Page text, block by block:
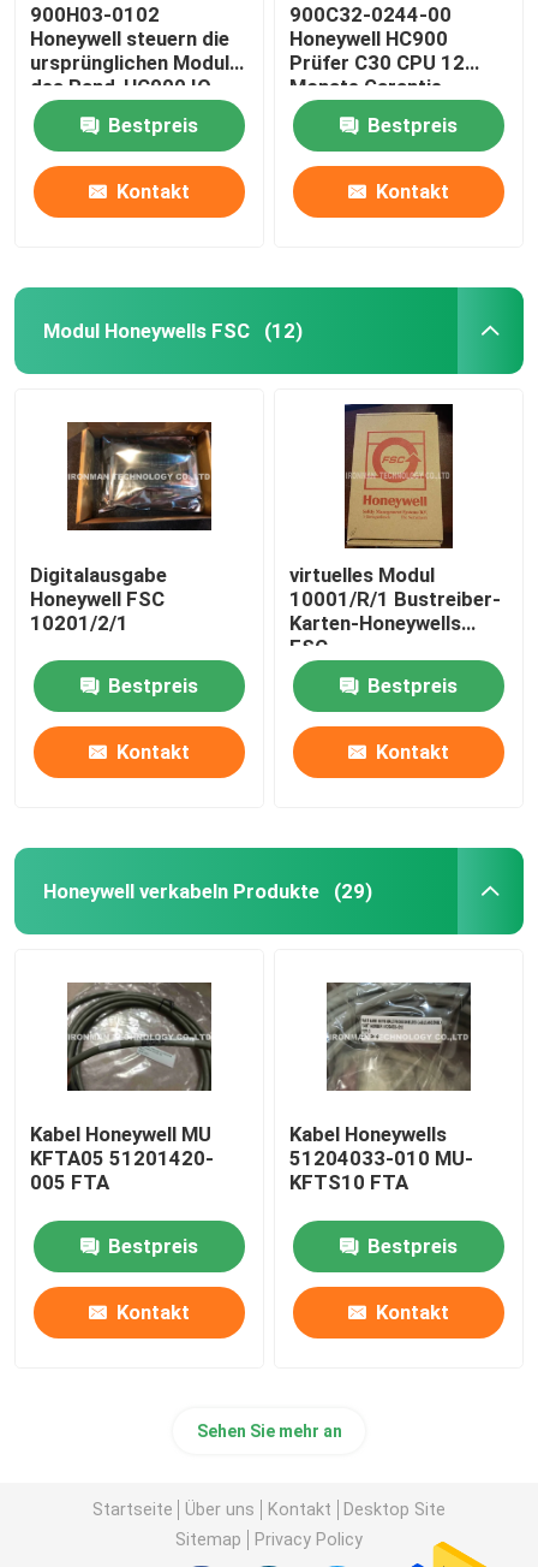
900H03-0102
Honeywell steuern die
ursprünglichen Module
des Rand-HC900 IO
Bestpreis
Kontakt
900C32-0244-00
Honeywell HC900
Prüfer C30 CPU 12
Monate Garantie-
Bestpreis
Kontakt
Modul Honeywells FSC (12)
Digitalausgabe
Honeywell FSC
10201/2/1
Bestpreis
Kontakt
virtuelles Modul
10001/R/1 Bustreiber-
Karten-Honeywells
FSC,
Modul-veraltete Teile
Bestpreis
Kontakt
Honeywell verkabeln Produkte (29)
Kabel Honeywell MU
KFTA05 51201420-
005 FTA
Bestpreis
Kontakt
Kabel Honeywells
51204033-010 MU-
KFTS10 FTA
Bestpreis
Kontakt
Sehen Sie mehr an
Startseite Über uns Kontakt
Desktop Site
Sitemap
Privacy Policy